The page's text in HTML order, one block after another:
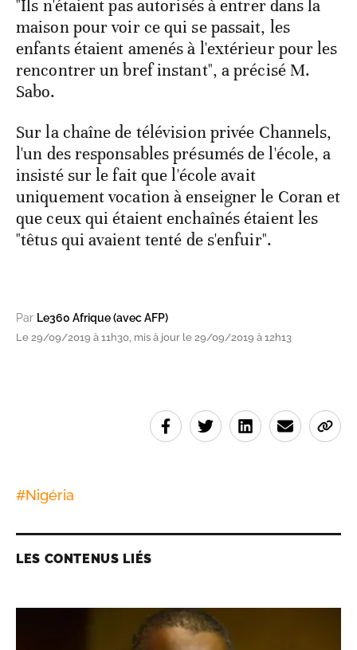
"Ils n'étaient pas autorisés à entrer dans la
maison pour voir ce qui se passait, les
enfants étaient amenés à l'extérieur pour les
rencontrer un bref instant", a précisé M.
Sabo.
Sur la chaîne de télévision privée Channels,
l'un des responsables présumés de l'école, a
insisté sur le fait que l'école avait
uniquement vocation à enseigner le Coran et
que ceux qui étaient enchaînés étaient les
"têtus qui avaient tenté de s'enfuir".
Par Le360 Afrique (avec AFP)
Le 29/09/2019 à 11h30, mis à jour le 29/09/2019 à 12h13
#Nigéria
LES CONTENUS LIÉS